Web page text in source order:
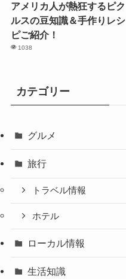
アメリカ人が熱狂するピク
ルスの豆知識＆手作りレシ
ピご紹介！
1038
カテゴリー
グルメ
旅行
トラベル情報
ホテル
ローカル情報
生活知識